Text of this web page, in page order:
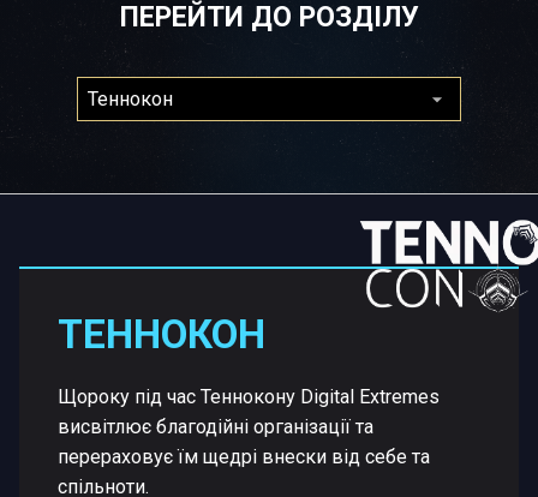
ПЕРЕЙТИ ДО РОЗДІЛУ
ТЕННОКОН
Щороку під час Теннокону Digital Extremes
висвітлює благодійні організації та
перераховує їм щедрі внески від себе та
спільноти.